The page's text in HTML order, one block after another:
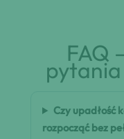
FAQ
Czy upadłość
rozpocząć bez